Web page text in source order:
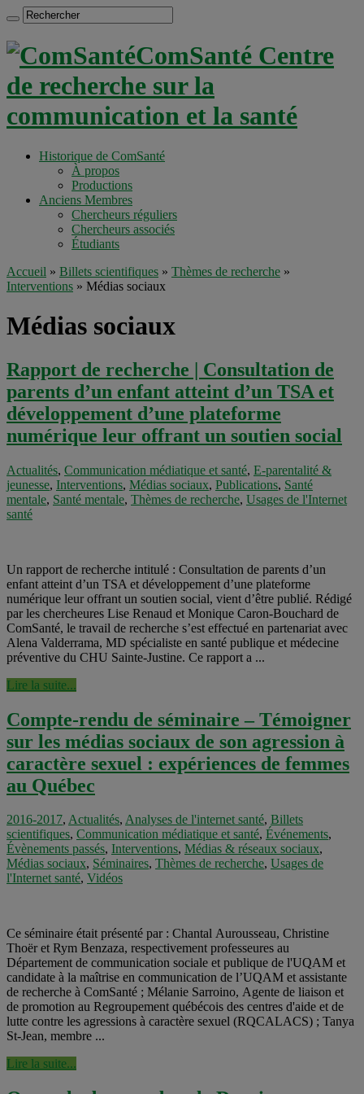
ComSanté Centre
de recherche sur la
communication et la santé
Historique de ComSanté
À propos
Productions
Anciens Membres
Chercheurs réguliers
Chercheurs associés
Étudiants
Accueil » Billets scientifiques » Thèmes de recherche »
Interventions » Médias sociaux
Médias sociaux
Rapport de recherche | Consultation de
parents d’un enfant atteint d’un TSA et
développement d’une plateforme
numérique leur offrant un soutien social
Actualités, Communication médiatique et santé, E-parentalité &
jeunesse, Interventions, Médias sociaux, Publications, Santé
mentale, Santé mentale, Thèmes de recherche, Usages de l'Internet
santé
Un rapport de recherche intitulé : Consultation de parents d’un
enfant atteint d’un TSA et développement d’une plateforme
numérique leur offrant un soutien social, vient d’être publié. Rédigé
par les chercheures Lise Renaud et Monique Caron-Bouchard de
ComSanté, le travail de recherche s’est effectué en partenariat avec
Alena Valderrama, MD spécialiste en santé publique et médecine
préventive du CHU Sainte-Justine. Ce rapport a ...
Lire la suite...
Compte-rendu de séminaire – Témoigner
sur les médias sociaux de son agression à
caractère sexuel : expériences de femmes
au Québec
2016-2017, Actualités, Analyses de l'internet santé, Billets
scientifiques, Communication médiatique et santé, Événements,
Évènements passés, Interventions, Médias & réseaux sociaux,
Médias sociaux, Séminaires, Thèmes de recherche, Usages de
l'Internet santé, Vidéos
Ce séminaire était présenté par : Chantal Aurousseau, Christine
Thoër et Rym Benzaza, respectivement professeures au
Département de communication sociale et publique de l'UQAM et
candidate à la maîtrise en communication de l’UQAM et assistante
de recherche à ComSanté ; Mélanie Sarroino, Agente de liaison et
de promotion au Regroupement québécois des centres d'aide et de
lutte contre les agressions à caractère sexuel (RQCALACS) ; Tanya
St-Jean, membre ...
Lire la suite...